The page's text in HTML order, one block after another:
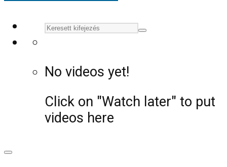
No videos yet!
Click on "Watch later" to put
videos here